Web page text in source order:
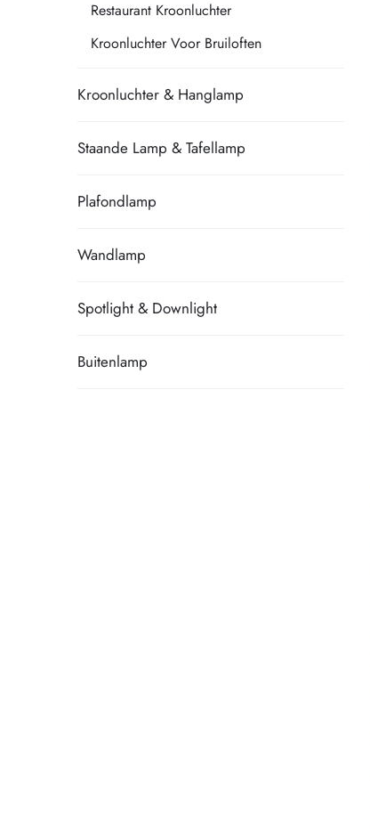
Restaurant Kroonluchter
Kroonluchter Voor Bruiloften
Kroonluchter & Hanglamp
Staande Lamp & Tafellamp
Plafondlamp
Wandlamp
Spotlight & Downlight
Buitenlamp